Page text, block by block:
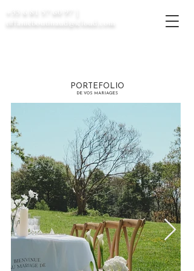
+33 6 81 57 60 97
tiffanieboutinaud@icloud.com
PORTEFOLIO
DE VOS MARIAGES